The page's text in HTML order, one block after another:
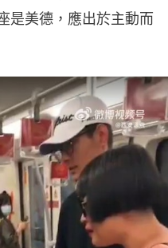
是美德，應出於主動而